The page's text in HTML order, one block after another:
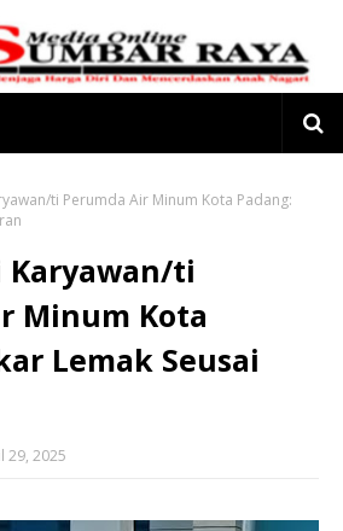
ti Perumda Air Minum Kota Padang:
Karyawan/ti
Minum Kota
Lemak Seusai
29, 2025